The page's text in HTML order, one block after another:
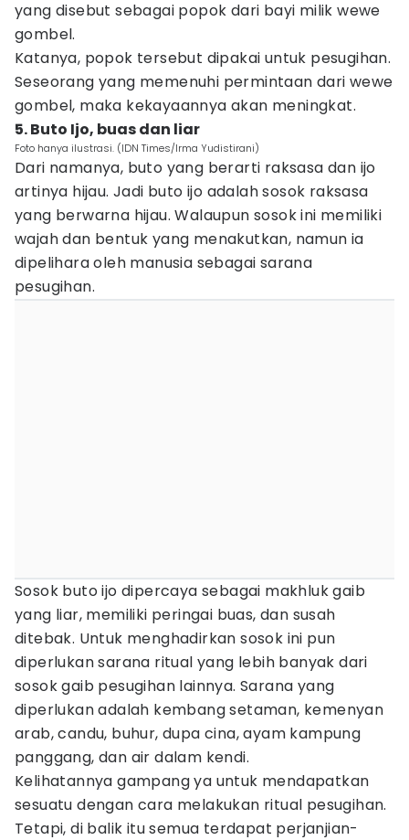
yang disebut sebagai popok dari bayi milik wewe
gombel.
Katanya, popok tersebut dipakai untuk pesugihan.
Seseorang yang memenuhi permintaan dari wewe
gombel, maka kekayaannya akan meningkat.
5. Buto Ijo, buas dan liar
Foto hanya ilustrasi. (IDN Times/Irma Yudistirani)
Dari namanya, buto yang berarti raksasa dan ijo
artinya hijau. Jadi buto ijo adalah sosok raksasa
yang berwarna hijau. Walaupun sosok ini memiliki
wajah dan bentuk yang menakutkan, namun ia
dipelihara oleh manusia sebagai sarana
pesugihan.
Sosok buto ijo dipercaya sebagai makhluk gaib
yang liar, memiliki peringai buas, dan susah
ditebak. Untuk menghadirkan sosok ini pun
diperlukan sarana ritual yang lebih banyak dari
sosok gaib pesugihan lainnya. Sarana yang
diperlukan adalah kembang setaman, kemenyan
arab, candu, buhur, dupa cina, ayam kampung
panggang, dan air dalam kendi.
Kelihatannya gampang ya untuk mendapatkan
sesuatu dengan cara melakukan ritual pesugihan.
Tetapi, di balik itu semua terdapat perjanjian-